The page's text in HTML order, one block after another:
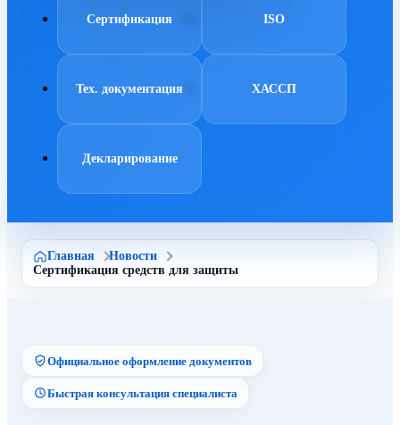
Сертификация ISO
Тех. документация ХАССП
Декларирование
Главная
Новости
Сертификация средств для защиты
Официальное оформление документов
Быстрая консультация специалиста